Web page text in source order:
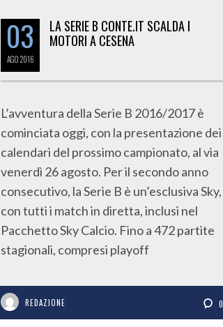
03
AGO2016
LA SERIE B CONTE.IT SCALDA I
MOTORI A CESENA
L’avventura della Serie B 2016/2017 è
cominciata oggi, con la presentazione dei
calendari del prossimo campionato, al via
venerdì 26 agosto. Per il secondo anno
consecutivo, la Serie B è un’esclusiva Sky,
con tutti i match in diretta, inclusi nel
Pacchetto Sky Calcio. Fino a 472 partite
stagionali, compresi playoff
REDAZIONE 0